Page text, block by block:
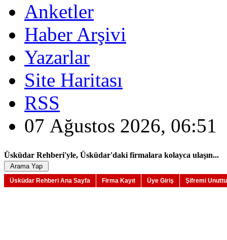
Anketler
Haber Arşivi
Yazarlar
Site Haritası
RSS
07 Ağustos 2026, 06:51
Üsküdar Rehberi'yle, Üsküdar'daki firmalara kolayca ulaşın...
Üsküdar Rehberi Ana Sayfa Firma Kayıt Üye Giriş Şifremi